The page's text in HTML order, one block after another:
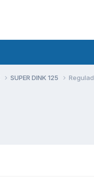
SUPER DINK 125